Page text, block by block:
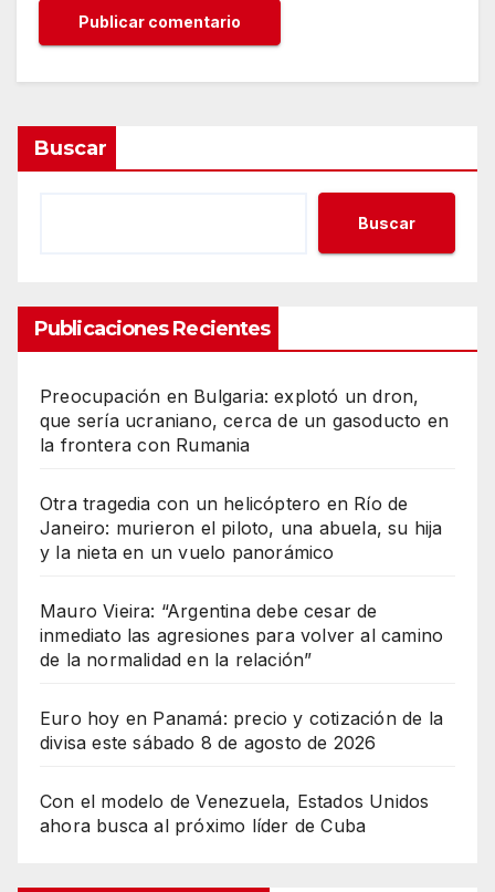
Buscar
Buscar
Publicaciones Recientes
Preocupación en Bulgaria: explotó un dron,
que sería ucraniano, cerca de un gasoducto en
la frontera con Rumania
Otra tragedia con un helicóptero en Río de
Janeiro: murieron el piloto, una abuela, su hija
y la nieta en un vuelo panorámico
Mauro Vieira: “Argentina debe cesar de
inmediato las agresiones para volver al camino
de la normalidad en la relación”
Euro hoy en Panamá: precio y cotización de la
divisa este sábado 8 de agosto de 2026
Con el modelo de Venezuela, Estados Unidos
ahora busca al próximo líder de Cuba